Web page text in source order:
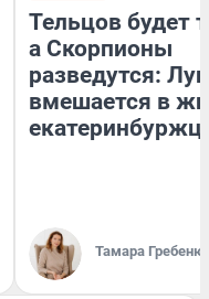
Тельцов будет
а Скорпионы
разведутся:
вмешается в
Тамара